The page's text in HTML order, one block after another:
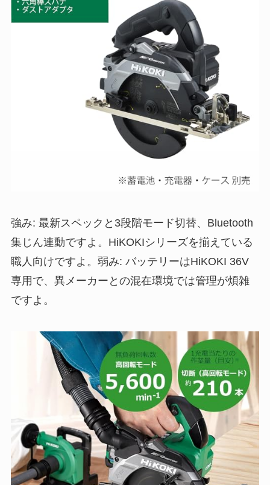
強み: 最新スペックと3段階モード切替、Bluetooth
集じん連動ですよ。HiKOKIシリーズを揃えている
職人向けですよ。弱み: バッテリーはHiKOKI 36V
専用で、異メーカーとの混在環境では管理が煩雑
ですよ。